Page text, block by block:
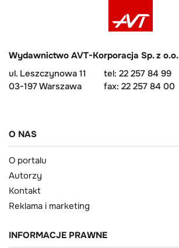
Wydawnictwo AVT-Korporacja Sp. z o.o.
ul. Leszczynowa 11
03-197 Warszawa
tel: 22 257 84 99
fax: 22 257 84 00
O NAS
O portalu
Autorzy
Kontakt
Reklama i marketing
INFORMACJE PRAWNE